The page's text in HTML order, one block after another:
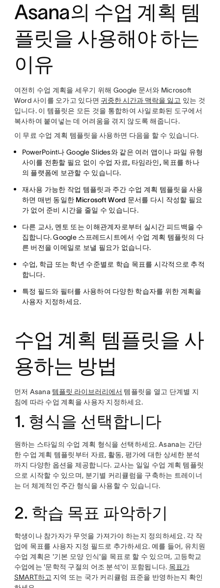
Asana의 수업 계획 템
플릿을 사용해야 하는
이유
여전히 수업 계획을 세우기 위해 Google 문서와 Microsoft
Word 사이를 오가고 있다면 귀중한 시간과 맥락을 잃고 있는 것
입니다. 이 템플릿은 모든 것을 통합하여 사일로화된 도구에서
복사하여 붙여넣는 데 어려움을 겪지 않도록 해줍니다.
이 무료 수업 계획 템플릿을 사용하면 다음을 할 수 있습니다.
PowerPoint나 Google Slides와 같은 여러 앱이나 파일 유형
사이를 전환할 필요 없이 수업 자료, 타임라인, 목표를 하나
의 플랫폼에 보관할 수 있습니다.
재사용 가능한 작업 템플릿과 주간 수업 계획 템플릿을 사용
하면 매번 동일한 Microsoft Word 문서를 다시 작성할 필요
가 없어 준비 시간을 줄일 수 있습니다.
다른 교사, 멘토 또는 이해관계자로부터 실시간 피드백을 수
집합니다. Google 스프레드시트에서 수업 계획 템플릿의 다
른 버전을 이메일로 보낼 필요가 없습니다.
수업, 학급 또는 학년 수준별로 학습 목표를 시각적으로 추적
합니다.
특정 필드와 필터를 사용하여 다양한 학습자를 위한 계획을
사용자 지정하세요.
수업 계획 템플릿을 사
용하는 방법
먼저 Asana 템플릿 라이브러리에서 템플릿을 열고 단계별 지
침에 따라 수업 계획을 사용자 지정하세요.
1. 형식을 선택합니다
원하는 스타일의 수업 계획 형식을 선택하세요. Asana는 간단
한 수업 계획 템플릿부터 자료, 활동, 평가에 대한 상세한 분석
까지 다양한 옵션을 제공합니다. 교사는 일일 수업 계획 템플릿
으로 시작할 수 있으며, 분기별 커리큘럼을 구축하는 트레이너
는 더 체계적인 주간 형식을 사용할 수 있습니다.
2. 학습 목표 파악하기
학생이나 참가자가 무엇을 가져가야 하는지 정의하세요. 각 작
업에 목표를 사용자 지정 필드로 추가하세요. 예를 들어, 유치원
수업 계획은 '기본 모양 인식'을 목표로 할 수 있으며, 고등학교
수업에는 '문학적 구절의 어조 분석'이 포함됩니다. 목표가
SMART하고 지역 또는 국가 커리큘럼 표준을 반영하는지 확인